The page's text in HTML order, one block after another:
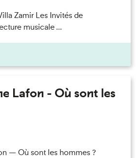
Zamir Les Invités de
musicale ...
Lafon - Où sont les
— Où sont les hommes ?